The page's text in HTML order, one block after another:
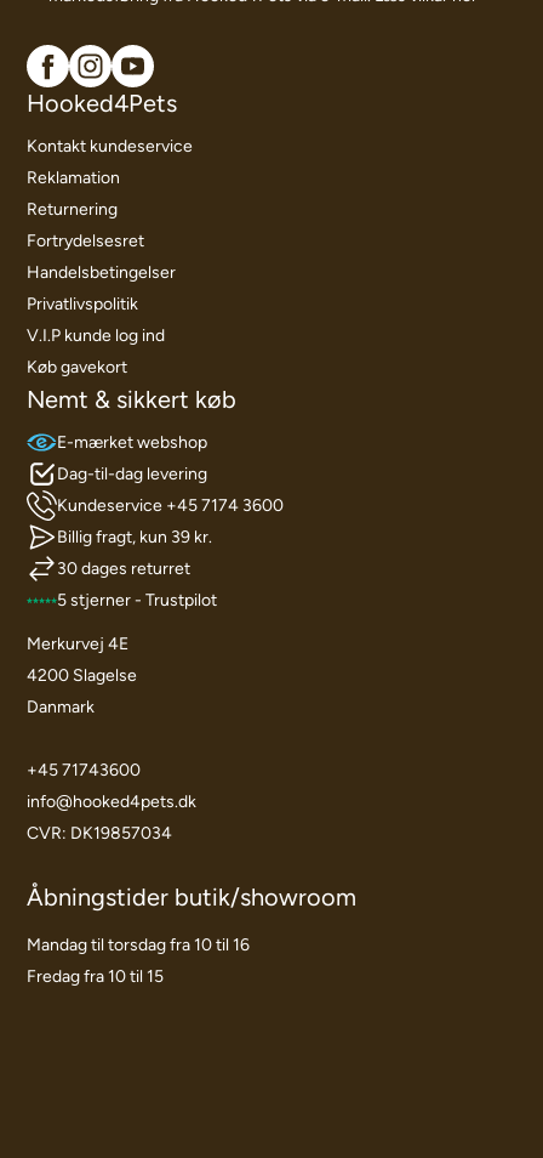
Hooked4Pets
Kontakt kundeservice
Reklamation
Returnering
Fortrydelsesret
Handelsbetingelser
Privatlivspolitik
V.I.P kunde log ind
Køb gavekort
Nemt & sikkert køb
E-mærket webshop
Dag-til-dag levering
Kundeservice +45 7174 3600
Billig fragt, kun 39 kr.
30 dages returret
5 stjerner - Trustpilot
Merkurvej 4E
4200 Slagelse
Danmark
+45 71743600
info@hooked4pets.dk
CVR: DK19857034
Åbningstider butik/showroom
Mandag til torsdag fra 10 til 16
Fredag fra 10 til 15